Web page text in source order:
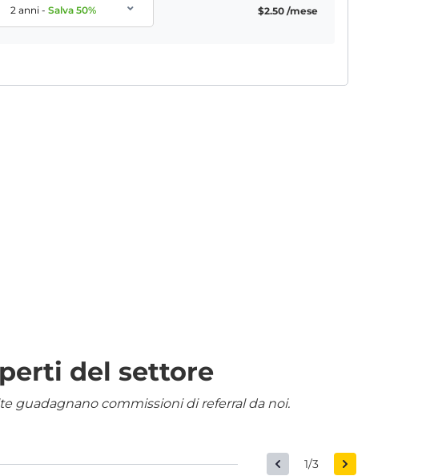
2 anni-Salva50% $2.50 /mese
del settore
guadagnano commissioni di referral da noi.
1/3